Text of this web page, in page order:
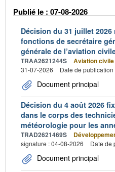
Publié le : 07-08-2026
Décision du 31 juillet
fonctions de secrétaire
générale de l’aviation
TRAA2621244S Aviation civile
31-07-2026
Date de
Document principal
Décision du 4 août 2026
dans le corps des
météorologie pour les
TRAD2621469S
signature : 04-08-2026
Date de
Document principal